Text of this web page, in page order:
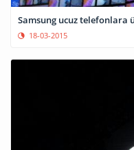
Samsung ucuz telefonlara
18-03-2015